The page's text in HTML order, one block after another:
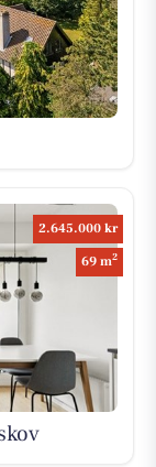
2.645.000 kr
69 m2